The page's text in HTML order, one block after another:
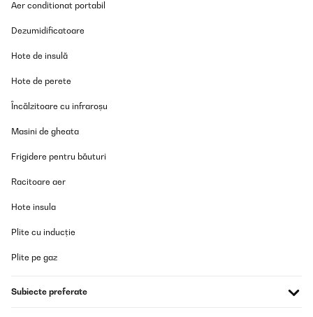
Aer conditionat portabil
Dezumidificatoare
Hote de insulă
Hote de perete
Încălzitoare cu infraroșu
Masini de gheata
Frigidere pentru băuturi
Racitoare aer
Hote insula
Plite cu inducție
Plite pe gaz
Subiecte preferate